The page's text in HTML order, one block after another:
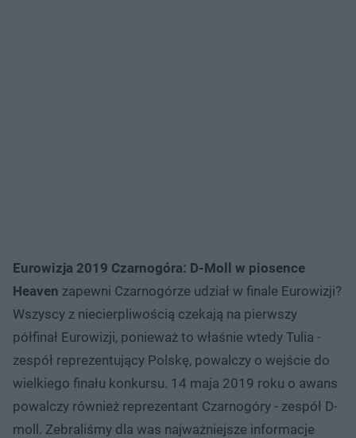
Eurowizja 2019 Czarnogóra: D-Moll w piosence
Heaven zapewni Czarnogórze udział w finale Eurowizji?
Wszyscy z niecierpliwością czekają na pierwszy
półfinał Eurowizji, ponieważ to właśnie wtedy Tulia -
zespół reprezentujący Polskę, powalczy o wejście do
wielkiego finału konkursu. 14 maja 2019 roku o awans
powalczy również reprezentant Czarnogóry - zespół D-
moll. Zebraliśmy dla was najważniejsze informacje